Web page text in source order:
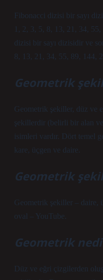
Fibonacci dizisi bir sayı
1, 2, 3, 5, 8, 13, 21, 34,
dizisi bir sayı dizisidir ve
8, 13, 21, 34, 55, 89, 144,
Geometrik
Geometrik şekiller, düz ve
şekillerdir (belirli bir alan
isimleri vardır. Dört temel
kare, üçgen ve daire.
Geometrik
Geometrik şekiller – daire,
oval – YouTube.
Geometrik
Düz ve eğri çizgilerden